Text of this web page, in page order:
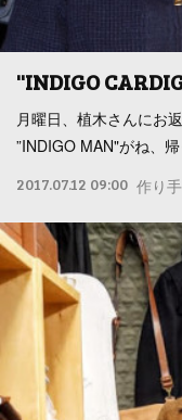
''INDIGO
月曜日、植木さんにお
”INDIGO MAN"がね、
2017.07.12 09:00 作り